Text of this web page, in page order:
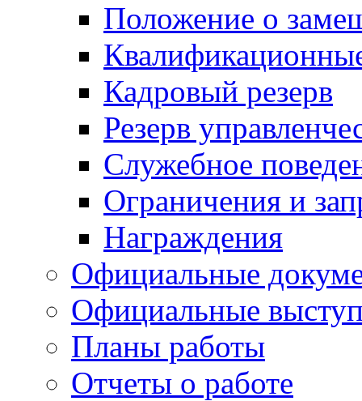
Положение о
Кадровый резерв
Резерв
Служебное
Ограничения и
Награждения
Официальные
Официальные
Планы работы
Отчеты о работе